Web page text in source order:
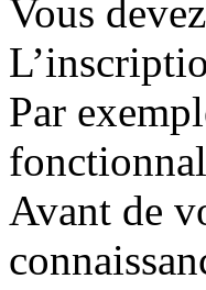
Vous
Par
Avant de